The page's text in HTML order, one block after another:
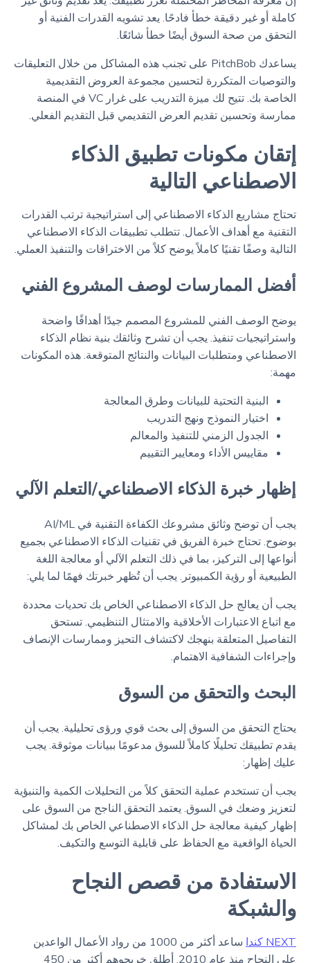
كاملة أو غير دقيقة خطأ فادحًا. يعد تشويه القدرات الفنية أو
التحقق من صحة السوق أيضًا خطأ شائعًا.
يساعدك PitchBob على تجنب هذه المشاكل من خلال التعليقات
والتوصيات المتكررة لتحسين مجموعة العروض التقديمية
الخاصة بك. تتيح لك ميزة التدريب على غرار VC في المنصة
ممارسة وتحسين تقديم العرض التقديمي قبل التقديم الفعلي.
إتقان مكونات تطبيق الذكاء
الاصطناعي التالية
تحتاج مشاريع الذكاء الاصطناعي إلى استراتيجية ترتب القدرات
التقنية مع أهداف الأعمال. تتطلب تطبيقات الذكاء الاصطناعي
التالية وصفًا تقنيًا كاملاً يوضح كلاً من الاختراقات والتنفيذ العملي.
أفضل الممارسات لوصف المشروع الفني
يوضح الوصف الفني للمشروع المصمم جيدًا أهدافًا واضحة
واستراتيجيات تنفيذ. يجب أن تشرح وثائقك بنية نظام الذكاء
الاصطناعي ومتطلبات البيانات والنتائج المتوقعة. هذه المكونات
مهمة:
البنية التحتية للبيانات وطرق المعالجة
اختيار النموذج ونهج التدريب
الجدول الزمني للتنفيذ والمعالم
مقاييس الأداء ومعايير التقييم
إظهار خبرة الذكاء الاصطناعي/التعلم الآلي
يجب أن توضح وثائق مشروعك الكفاءة التقنية في AI/ML
بوضوح. تحتاج خبرة الفريق في تقنيات الذكاء الاصطناعي بجميع
أنواعها إلى التركيز، بما في ذلك التعلم الآلي أو معالجة اللغة
الطبيعية أو رؤية الكمبيوتر. يجب أن تُظهر خبرتك فهمًا لما يلي:
يجب أن يعالج حل الذكاء الاصطناعي الخاص بك تحديات محددة
مع اتباع الاعتبارات الأخلاقية والامتثال التنظيمي. تستحق
التفاصيل المتعلقة بنهجك لاكتشاف التحيز وممارسات الإنصاف
وإجراءات الشفافية الاهتمام.
البحث والتحقق من السوق
يحتاج التحقق من السوق إلى بحث قوي ورؤى تحليلية. يجب أن
يقدم تطبيقك تحليلًا كاملاً للسوق مدعومًا ببيانات موثوقة. يجب
عليك إظهار:
يجب أن تستخدم عملية التحقق كلاً من التحليلات الكمية والتنبؤية
لتعزيز وضعك في السوق. يعتمد التحقق الناجح من السوق على
إظهار كيفية معالجة حل الذكاء الاصطناعي الخاص بك لمشاكل
الحياة الواقعية مع الحفاظ على قابلية التوسع والتكيف.
الاستفادة من قصص النجاح
والشبكة
NEXT كندا
ساعد أكثر من 1000 من رواد الأعمال الواعدين
على النجاح منذ عام 2010. أطلق خريجوهم أكثر من 450